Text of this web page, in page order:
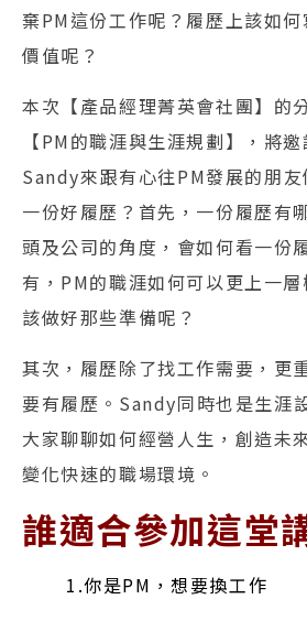
棄PM這份工作呢？履歷上該如
價值呢？
本次【產品經理菁英會社團】的
【PM的職涯與生涯規劃】，將
Sandy來跟有心往PM發展的朋
一份好履歷？首先，一份履歷有
頭及公司的角度，會如何看一份
有，PM的職涯如何可以更上一
該做好那些準備呢？
其次，履歷除了找工作需要，更
要有履歷。Sandy同時也是生涯
大家聊聊如何經營人生，創造未
變化快速的職場環境。
誰適合參加這堂
1.你是PM，想要換工作